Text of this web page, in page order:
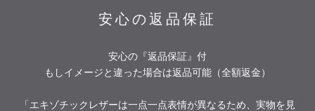
安心の返品保証
安心の『返品保証』付
もしイメージと違った場合は返品可能（全額返金）
「エキゾチックレザーは一点一点表情が異なるため、実物を見